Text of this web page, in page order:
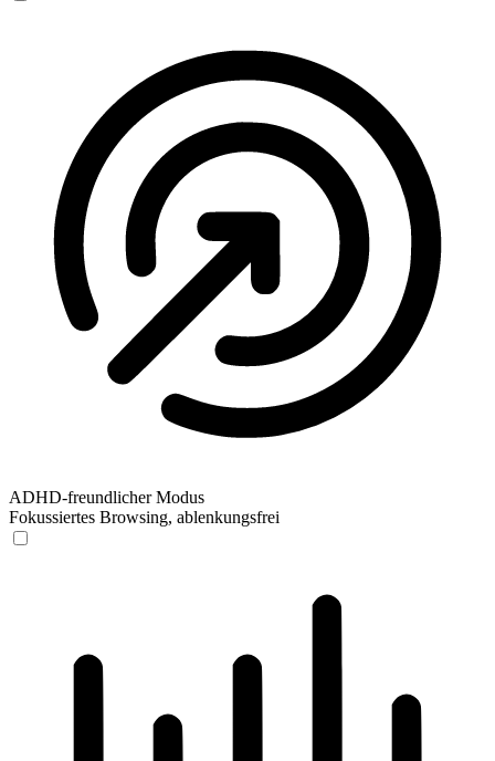
ADHD-freundlicher Modus
Fokussiertes Browsing, ablenkungsfrei